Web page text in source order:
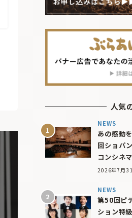
人気
NEWS
あの感動
回ショパ
コンシネ
2026年7月
NEWS
第50回ピ
ション特